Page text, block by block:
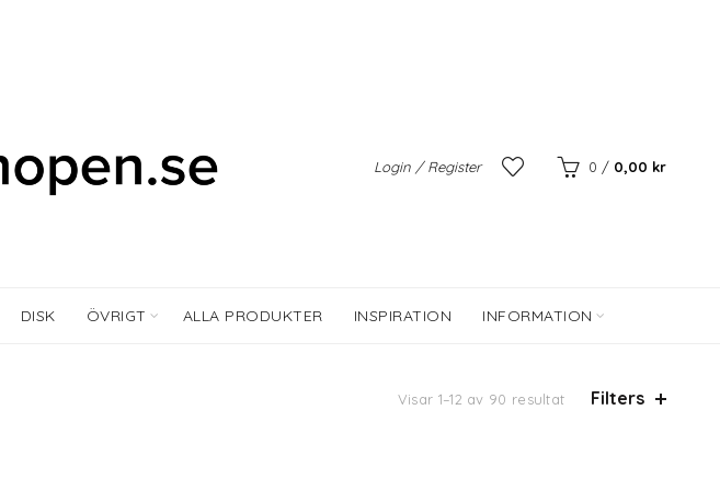
Login / Register 0 / 0,00 kr
DISK ÖVRIGT ALLA PRODUKTER INSPIRATION INFORMATION
Visar 1–12 av 90 resultat Filters